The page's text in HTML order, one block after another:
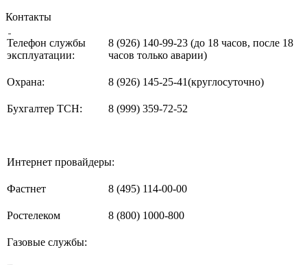
Контакты
Телефон службы
эксплуатации:
8 (926) 140-99-23 (до 18 часов, после 18
часов только аварии)
Охрана: 8 (926) 145-25-41(круглосуточно)
Бухгалтер ТСН: 8 (999) 359-72-52
Интернет провайдеры:
Фастнет 8 (495) 114-00-00
Ростелеком 8 (800) 1000-800
Газовые службы: